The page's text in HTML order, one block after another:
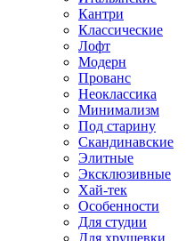
Кантри
Классические
Лофт
Модерн
Прованс
Неоклассика
Минимализм
Под старину
Скандинавские
Элитные
Эксклюзивные
Хай-тек
Особенности
Для студии
Для хрущевки